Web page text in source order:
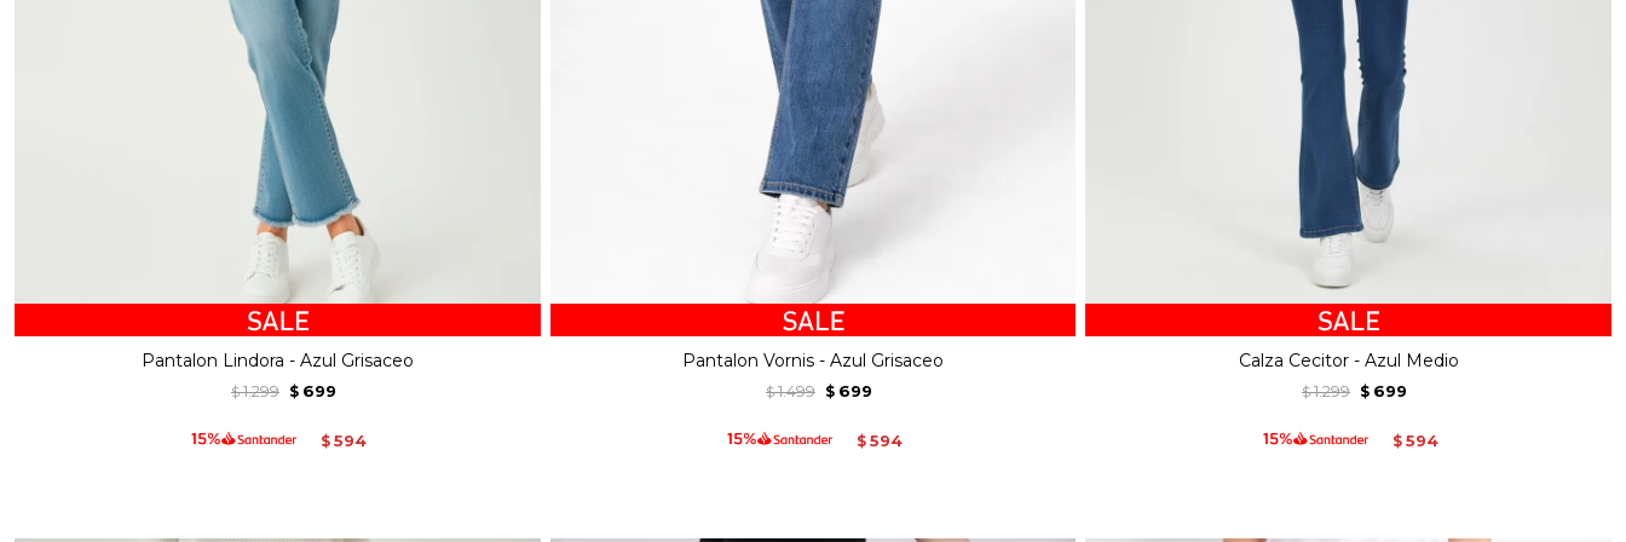
Pantalon Lindora - Azul Grisaceo
$ 1.299 $ 699
$ 594
Pantalon Vornis - Azul Grisaceo
$ 1.499 $ 699
$ 594
Calza Cecitor - Azul Medio
$ 1.299 $ 699
$ 594